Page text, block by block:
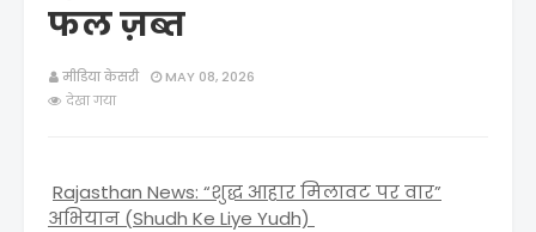
फल ज़ब्त
मीडिया केसरी
MAY 08, 2026
देखा गया
Rajasthan News: “शुद्ध आहार मिलावट पर वार”
अभियान (Shudh Ke Liye Yudh)